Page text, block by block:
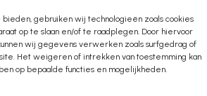
gebruiken wij technologieën zoals cookies
op te slaan en/of te raadplegen. Door hiervoor
wij gegevens verwerken zoals surfgedrag of
Het weigeren of intrekken van toestemming kan
op bepaalde functies en mogelijkheden.